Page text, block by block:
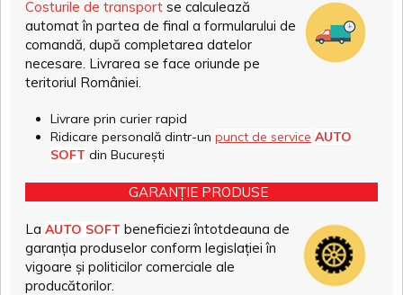
Costurile de transport se calculează
automat în partea de final a formularului de
comandă, după completarea datelor
necesare. Livrarea se face oriunde pe
teritoriul României.
Livrare prin curier rapid
Ridicare personală dintr-un punct de service AUTO
SOFT din București
GARANȚIE PRODUSE
La AUTO SOFT beneficiezi întotdeauna de
garanția produselor conform legislației în
vigoare și politicilor comerciale ale
producătorilor.